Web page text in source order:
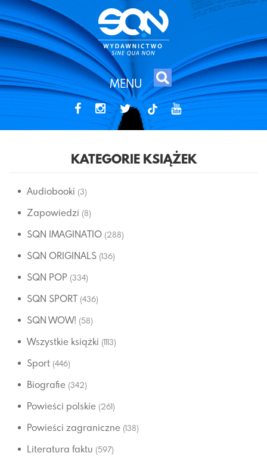
MENU
tiktok
KATEGORIE KSIĄŻEK
Audiobooki (3)
Zapowiedzi (8)
SQN IMAGINATIO (288)
SQN ORIGINALS (136)
SQN POP (334)
SQN SPORT (436)
SQN WOW! (58)
Wszystkie książki (1113)
Sport (446)
Biografie (342)
Powieści polskie (261)
Powieści zagraniczne (138)
Literatura faktu (597)